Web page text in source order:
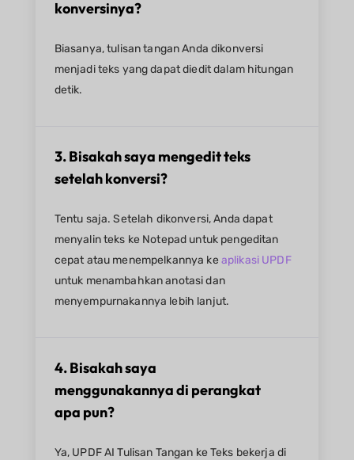
konversinya?
Biasanya, tulisan tangan Anda dikonversi
menjadi teks yang dapat diedit dalam hitungan
detik.
3. Bisakah saya mengedit teks
setelah konversi?
Tentu saja. Setelah dikonversi, Anda dapat
menyalin teks ke Notepad untuk pengeditan
cepat atau menempelkannya ke aplikasi UPDF
untuk menambahkan anotasi dan
menyempurnakannya lebih lanjut.
4. Bisakah saya
menggunakannya di perangkat
apa pun?
Ya, UPDF AI Tulisan Tangan ke Teks bekerja di